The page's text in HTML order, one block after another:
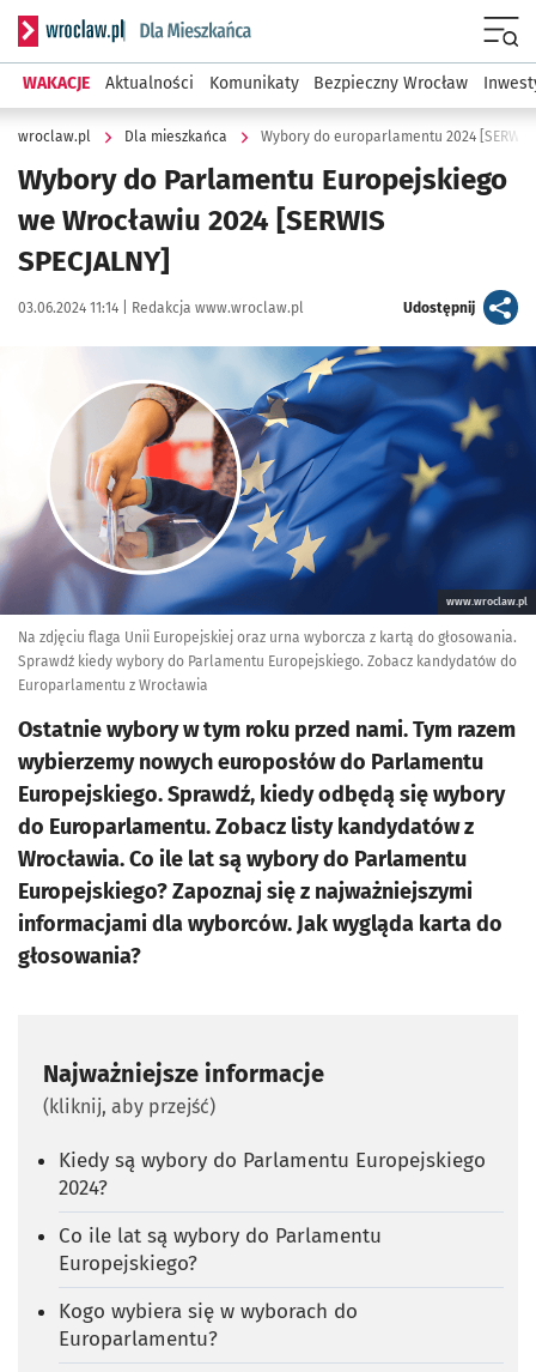
Serwis informacyjny wroclaw.pl podserwis: Dla mieszkańca
WAKACJE Aktualności Komunikaty Bezpieczny Wrocław
wroclaw.pl Dla mieszkańca Wybory do europarlamentu 2024 [SERWIS
Wybory do Parlamentu Europejskiego
we Wrocławiu 2024 [SERWIS
SPECJALNY]
Data publikacji:
03.06.2024 11:14 | Autor:
Redakcja www.wroclaw.pl Udostępnijartykuł
Kliknij, aby powiększyć
www.wroclaw.pl
Na zdjęciu flaga Unii Europejskiej oraz urna wyborcza z kartą do głosowania.
Sprawdź kiedy wybory do Parlamentu Europejskiego. Zobacz kandydatów do
Europarlamentu z Wrocławia
Ostatnie wybory w tym roku przed nami. Tym razem
wybierzemy nowych europosłów do Parlamentu
Europejskiego. Sprawdź, kiedy odbędą się wybory
do Europarlamentu. Zobacz listy kandydatów z
Wrocławia. Co ile lat są wybory do Parlamentu
Europejskiego? Zapoznaj się z najważniejszymi
informacjami dla wyborców. Jak wygląda karta do
głosowania?
Najważniejsze informacje
(kliknij, aby przejść)
Kiedy są wybory do Parlamentu Europejskiego
2024?
Co ile lat są wybory do Parlamentu
Europejskiego?
Kogo wybiera się w wyborach do
Europarlamentu?